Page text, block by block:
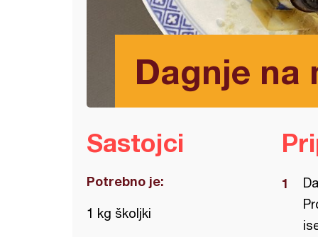
Dagnje na
Sastojci
Potrebno je:
1 kg školjki